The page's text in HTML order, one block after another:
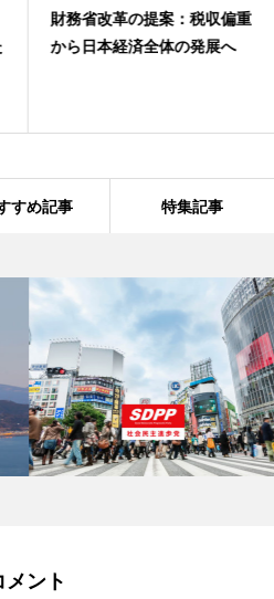
財務省改革の提案：税収偏重
から日本経済全体の発展へ
すめ記事 特集記事
メント